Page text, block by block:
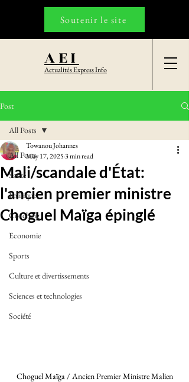
AEI
Actualités Express Info
Soutenir le site
Post
All Posts
Santé
Politique
Coaching
Economie
Sports
Culture et divertissements
Sciences et technologies
Société
All Posts
Mali/scandale d'État:
l'ancien premier ministre
Choguel Maïga épinglé
Towanou Johannes
May 17, 20253 min read
Choguel Maïga / Ancien Premier Ministre Malien